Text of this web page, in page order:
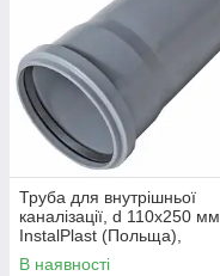
Труба для внутрішньої
каналізації, d 110x250 мм,
InstalPlast (Польща),
поліпропіленова
В наявності